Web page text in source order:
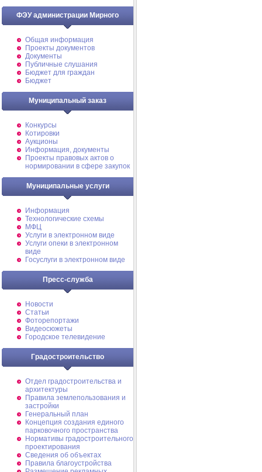
ФЭУ администрации Мирного
Общая информация
Проекты документов
Документы
Публичные слушания
Бюджет для граждан
Бюджет
Муниципальный заказ
Конкурсы
Котировки
Аукционы
Информация, документы
Проекты правовых актов о
нормировании в сфере закупок
Муниципальные услуги
Информация
Технологические схемы
МФЦ
Услуги в электронном виде
Услуги опеки в электронном
виде
Госуслуги в электронном виде
Пресс-служба
Новости
Статьи
Фоторепортажи
Видеосюжеты
Городское телевидение
Градостроительство
Отдел градостроительства и
архитектуры
Правила землепользования и
застройки
Генеральный план
Концепция создания единого
парковочного пространства
Нормативы градостроительного
проектирования
Сведения об объектах
Правила благоустройства